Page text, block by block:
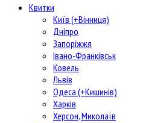
Квитки
Київ (+Вінниця)
Дніпро
Запоріжжя
Івано-Франківськ
Ковель
Львів
Одеса (+Кишинів)
Харків
Херсон, Миколаїв